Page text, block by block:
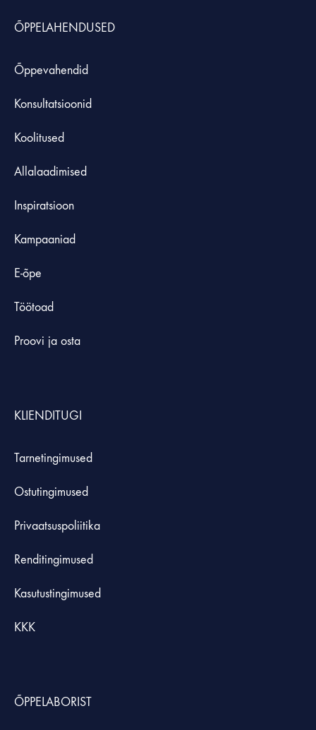
ÕPPELAHENDUSED
Õppevahendid
Konsultatsioonid
Koolitused
Allalaadimised
Inspiratsioon
Kampaaniad
E-õpe
Töötoad
Proovi ja osta
KLIENDITUGI
Tarnetingimused
Ostutingimused
Privaatsuspoliitika
Renditingimused
Kasutustingimused
KKK
ÕPPELABORIST